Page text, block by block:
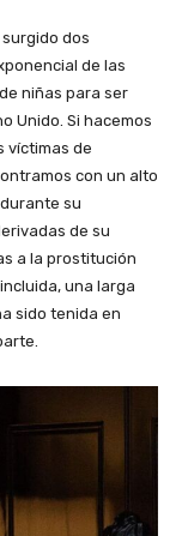
dos
de las
niñas para ser
Unido. Si hacemos
víctimas de
con un alto
su
de su
a la prostitución
una larga
sido tenida en